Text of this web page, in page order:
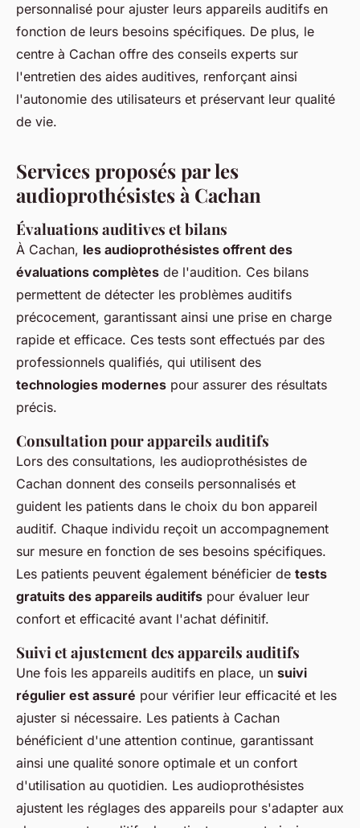
personnalisé pour ajuster leurs appareils auditifs en
fonction de leurs besoins spécifiques. De plus, le
centre à Cachan offre des conseils experts sur
l'entretien des aides auditives, renforçant ainsi
l'autonomie des utilisateurs et préservant leur qualité
de vie.
Services proposés par les
audioprothésistes à Cachan
Évaluations auditives et bilans
À Cachan, les audioprothésistes offrent des
évaluations complètes de l'audition. Ces bilans
permettent de détecter les problèmes auditifs
précocement, garantissant ainsi une prise en charge
rapide et efficace. Ces tests sont effectués par des
professionnels qualifiés, qui utilisent des
technologies modernes pour assurer des résultats
précis.
Consultation pour appareils auditifs
Lors des consultations, les audioprothésistes de
Cachan donnent des conseils personnalisés et
guident les patients dans le choix du bon appareil
auditif. Chaque individu reçoit un accompagnement
sur mesure en fonction de ses besoins spécifiques.
Les patients peuvent également bénéficier de tests
gratuits des appareils auditifs pour évaluer leur
confort et efficacité avant l'achat définitif.
Suivi et ajustement des appareils auditifs
Une fois les appareils auditifs en place, un suivi
régulier est assuré pour vérifier leur efficacité et les
ajuster si nécessaire. Les patients à Cachan
bénéficient d'une attention continue, garantissant
ainsi une qualité sonore optimale et un confort
d'utilisation au quotidien. Les audioprothésistes
ajustent les réglages des appareils pour s'adapter aux